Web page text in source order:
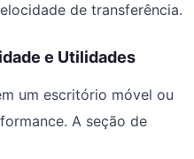
de transferência.
e Utilidades
um escritório móvel ou
A seção de